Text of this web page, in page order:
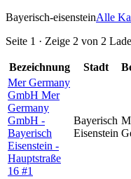
Bayerisch-eisensteinAlle
Seite 1 · Zeige 2 von 2
Bezeichnung Stadt
Mer Germany
GmbH Mer
Germany
GmbH -
Bayerisch
Eisenstein -
Hauptstraße
16 #1
Bayerisch
Eisenstein